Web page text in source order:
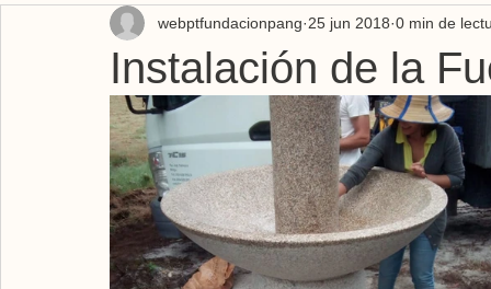
Instalación de la
webptfundacionpang 25 jun 2018 0 min de